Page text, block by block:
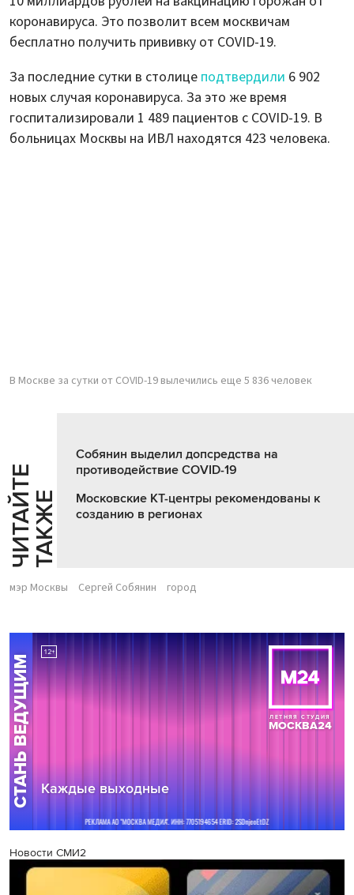
коронавируса. Это позволит всем москвичам
бесплатно получить прививку от COVID-19.
За последние сутки в столице подтвердили 6 902
новых случая коронавируса. За это же время
госпитализировали 1 489 пациентов с COVID-19. В
больницах Москвы на ИВЛ находятся 423 человека.
В Москве за сутки от COVID-19 вылечились еще 5 836 человек
Ч
И
Т
АЙ
Т
Е
Т
А
К
ЖЕ
Собянин выделил допсредства на
противодействие COVID-19
Московские КТ-центры рекомендованы к
созданию в регионах
мэр Москвы Сергей Собянин город
Новости СМИ2